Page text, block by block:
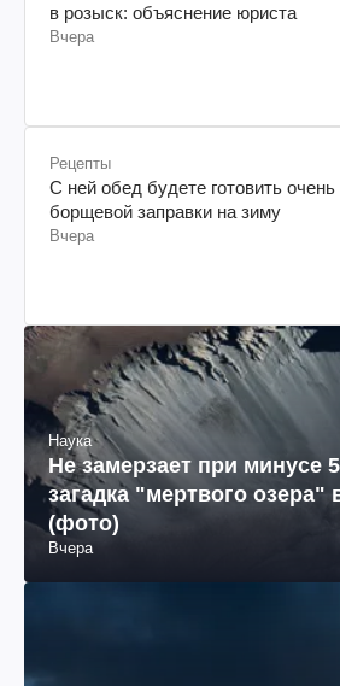
в розыск: объяснение юриста
Вчера
Рецепты
С ней обед будете готовить
борщевой заправки на зиму
Вчера
Наука
Не замерзает при минусе
загадка "мертвого озера"
(фото)
Вчера